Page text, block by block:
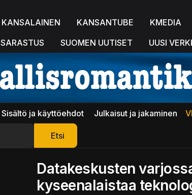
KANSALAINEN KANSANTUBE KMEDIA
SARASTUS SUOMEN UUTISET UUSI
Sisältö ja käyttöehdot Julkaisut ja jakaminen
Etsi
Datakeskusten
kyseenalaistaa